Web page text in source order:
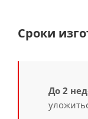
Сроки
До 2